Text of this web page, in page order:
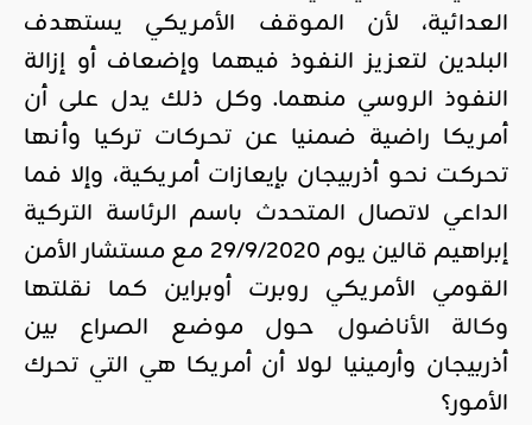
العدائية، لأن الموقف الأمريكي يستهدف
البلدين لتعزيز النفوذ فيهما وإضعاف أو إزالة
النفوذ الروسي منهما. وكل ذلك يدل على أن
أمريكا راضية ضمنيا عن تحركات تركيا وأنها
تحركت نحو أذربيجان بإيعازات أمريكية، وإلا فما
الداعي لاتصال المتحدث باسم الرئاسة التركية
إبراهيم قالين يوم 29/9/2020 مع مستشار الأمن
القومي الأمريكي روبرت أوبراين كما نقلتها
وكالة الأناضول حول موضع الصراع بين
أذربيجان وأرمينيا لولا أن أمريكا هي التي تحرك
الأمور؟